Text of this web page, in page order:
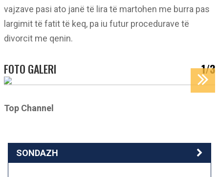
vajzave pasi ato janë të lira të martohen me burra pas
largimit të fatit të keq, pa iu futur procedurave të
divorcit me qenin.
FOTO GALERI 1/3
Top Channel
SONDAZH